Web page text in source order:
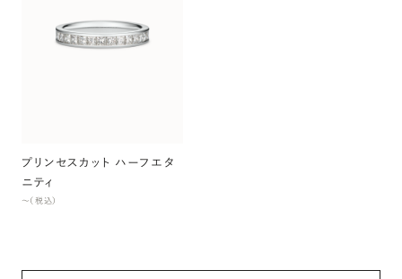
プリンセスカット ハーフエタ
ニティ
〜（税込）